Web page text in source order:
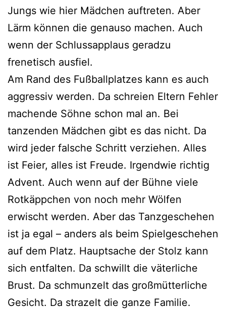
Jungs wie hier Mädchen auftreten. Aber
Lärm können die genauso machen. Auch
wenn der Schlussapplaus geradzu
frenetisch ausfiel.
Am Rand des Fußballplatzes kann es auch
aggressiv werden. Da schreien Eltern Fehler
machende Söhne schon mal an. Bei
tanzenden Mädchen gibt es das nicht. Da
wird jeder falsche Schritt verziehen. Alles
ist Feier, alles ist Freude. Irgendwie richtig
Advent. Auch wenn auf der Bühne viele
Rotkäppchen von noch mehr Wölfen
erwischt werden. Aber das Tanzgeschehen
ist ja egal – anders als beim Spielgeschehen
auf dem Platz. Hauptsache der Stolz kann
sich entfalten. Da schwillt die väterliche
Brust. Da schmunzelt das großmütterliche
Gesicht. Da strazelt die ganze Familie.